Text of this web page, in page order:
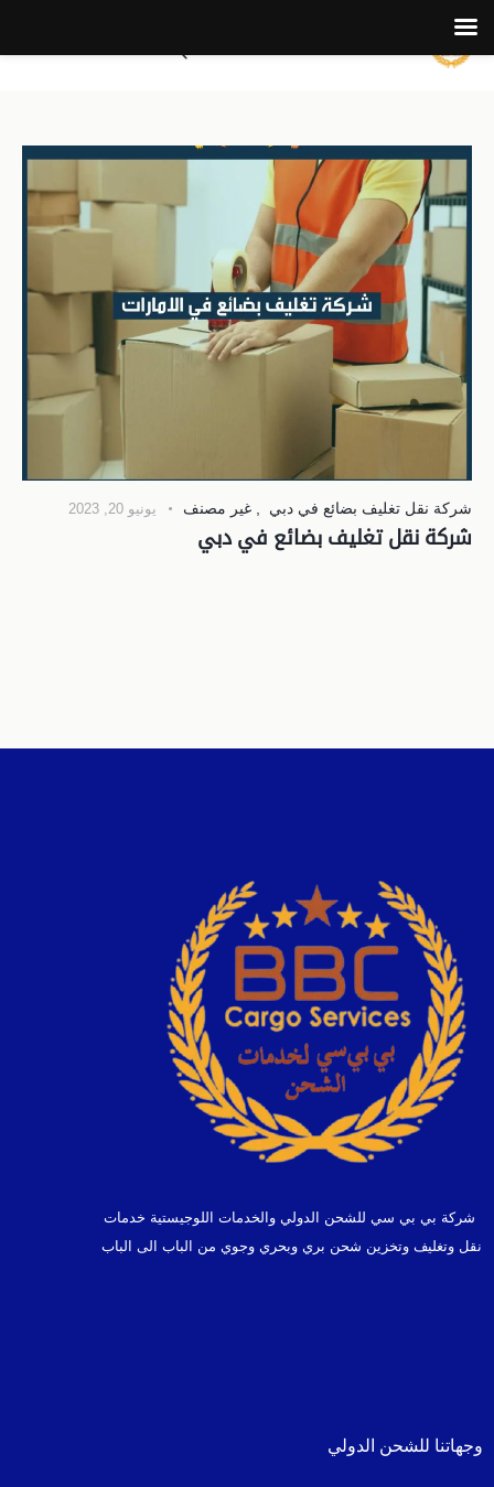
شركة نقل تغليف بضائع في دبي , غير مصنف يونيو 20, 2023
شركة نقل تغليف بضائع في دبي
شركة بي بي سي للشحن الدولي والخدمات اللوجيستية خدمات
نقل وتغليف وتخزين شحن بري وبحري وجوي من الباب الى الباب
وجهاتنا للشحن الدولي